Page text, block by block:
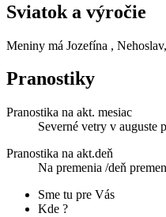
Sviatok a výročie
Meniny má Jozefína ,
Pranostiky
Pranostika na akt. mesiac
Severné vetry v auguste
Pranostika na akt.deň
Na premenia /deň
Sme tu pre Vás
Kde ?